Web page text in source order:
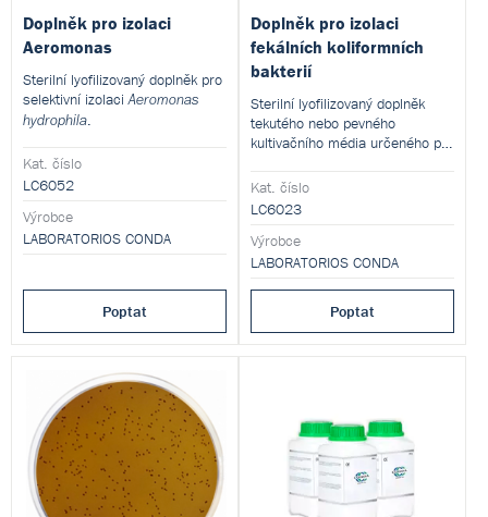
Doplněk pro izolaci
Aeromonas
Sterilní lyofilizovaný doplněk pro
selektivní izolaci Aeromonas
hydrophila
Kat. číslo
LC6052
Výrobce
LABORATORIOS CONDA
Poptat
Doplněk pro izolaci
fekálních koliformních
bakterií
Sterilní lyofilizovaný doplněk
tekutého nebo pevného
kultivačního média určeného pro
organismů.
Kat. číslo
LC6023
Výrobce
LABORATORIOS CONDA
Poptat